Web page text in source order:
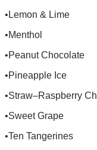
•Lemon & Lime
•Menthol
•Peanut Chocolate
•Pineapple Ice
•Straw–Raspberry
•Sweet Grape
•Ten Tangerines